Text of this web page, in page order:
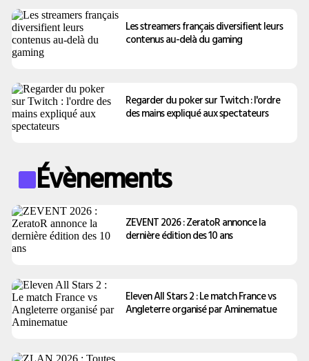
Les streamers français diversifient leurs
contenus au-delà du gaming
Regarder du poker sur Twitch : l'ordre
des mains expliqué aux spectateurs
Évènements
ZEVENT 2026 : ZeratoR annonce la
dernière édition des 10 ans
Eleven All Stars 2 : Le match France vs
Angleterre organisé par Aminematue